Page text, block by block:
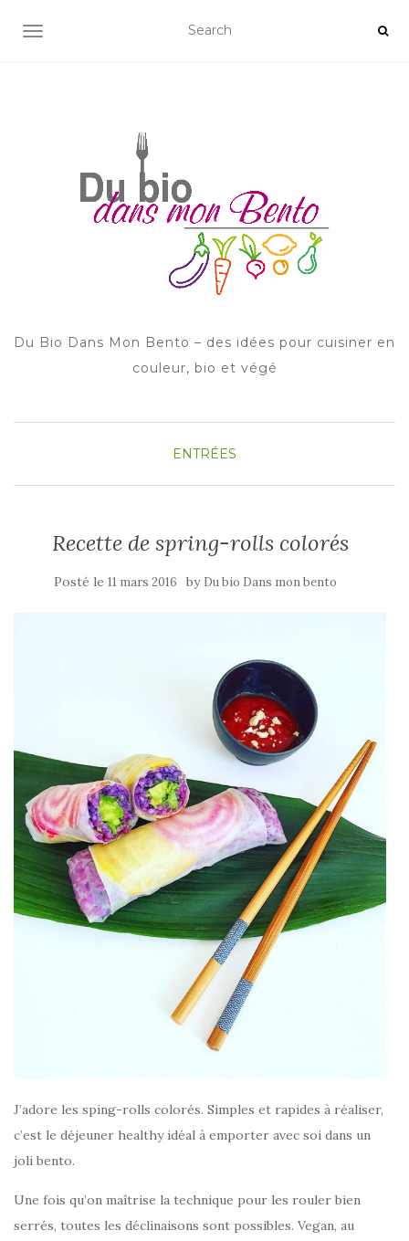
AFFICHER/MASQUER LA NAVIGATION
Du Bio Dans Mon Bento – des idées pour cuisiner en
couleur, bio et végé
ENTRÉES
Recette de spring-rolls colorés
Posté le 11 mars 2016 by Du bio Dans mon bento
J’adore les sping-rolls colorés. Simples et rapides à réaliser,
c’est le déjeuner healthy idéal à emporter avec soi dans un
joli bento.
Une fois qu’on maîtrise la technique pour les rouler bien
serrés, toutes les déclinaisons sont possibles. Vegan, au